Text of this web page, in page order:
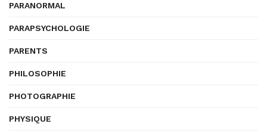
PARANORMAL
PARAPSYCHOLOGIE
PARENTS
PHILOSOPHIE
PHOTOGRAPHIE
PHYSIQUE